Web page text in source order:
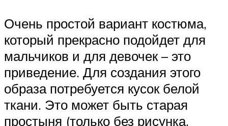
Очень простой вариант костюма,
который прекрасно подойдет для
мальчиков и для девочек – это
приведение. Для создания этого
образа потребуется кусок белой
ткани. Это может быть старая
простыня (только без рисунка,